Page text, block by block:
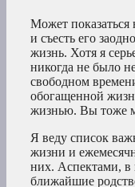
Может
и съесть его
жизнь. Хотя я
никогда не было
свободном
обогащенной
жизнью. Вы тоже
Я веду список
жизни и
них. Аспектами, в
ближайшие